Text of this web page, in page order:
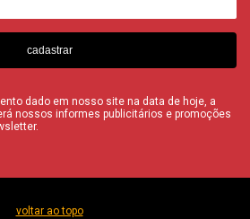
cadastrar
dado em nosso site na data de hoje, a
nossos informes publicitários e promoções
voltar ao topo